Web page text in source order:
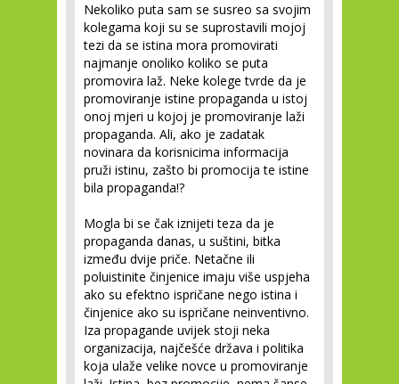
Nekoliko puta sam se susreo sa svojim
kolegama koji su se suprostavili mojoj
tezi da se istina mora promovirati
najmanje onoliko koliko se puta
promovira laž. Neke kolege tvrde da je
promoviranje istine propaganda u istoj
onoj mjeri u kojoj je promoviranje laži
propaganda. Ali, ako je zadatak
novinara da korisnicima informacija
pruži istinu, zašto bi promocija te istine
bila propaganda!?
Mogla bi se čak iznijeti teza da je
propaganda danas, u suštini, bitka
između dvije priče. Netačne ili
poluistinite činjenice imaju više uspjeha
ako su efektno ispričane nego istina i
činjenice ako su ispričane neinventivno.
Iza propagande uvijek stoji neka
organizacija, najčešće država i politika
koja ulaže velike novce u promoviranje